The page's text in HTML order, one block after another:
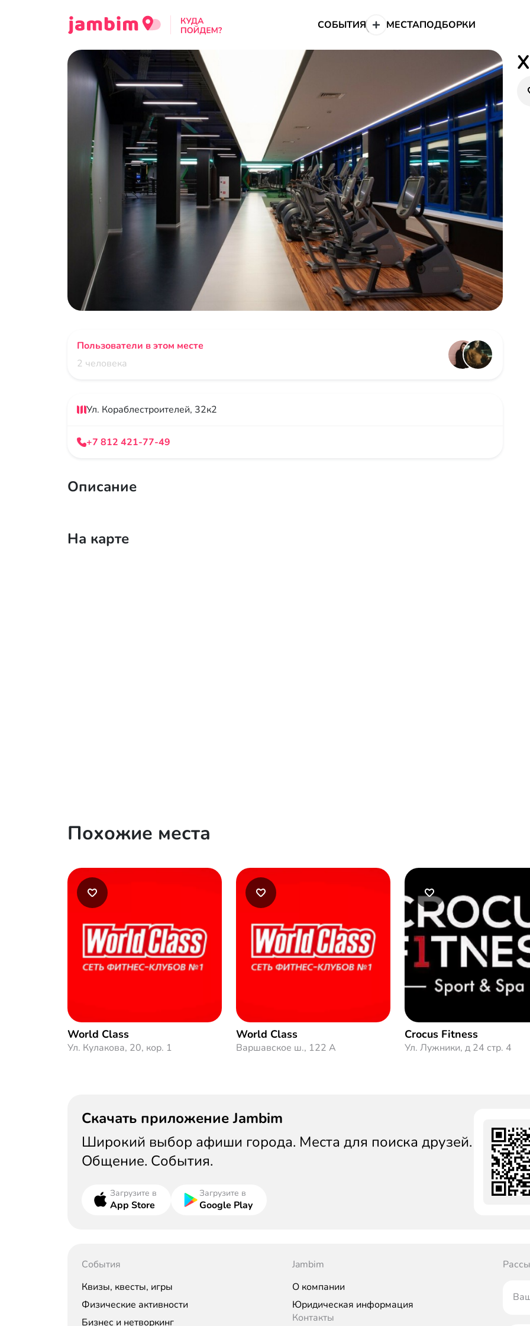
СОБЫТИЯ МЕСТАПОДБОРКИ
Пользователи в этом месте
2 человека
Ул. Кораблестроителей, 32к2
+7 812 421-77-49
Описание
На карте
Похожие места
World Class
Ул. Кулакова, 20, кор. 1
World Class
Варшавское ш., 122 А
Crocus Fitness
Ул. Лужники, д 24 стр. 4
Скачать приложение Jambim
Широкий выбор афиши города. Места для поиска друзей.
Общение. События.
Загрузите в
App Store
Загрузите в
Google Play
События
Квизы, квесты, игры
Физические активности
Бизнес и нетворкинг
Jambim
О компании
Юридическая информация
Контакты